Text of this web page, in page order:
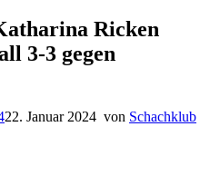
Ricken
3-3 gegen
22. Januar 2024 von Schachklub